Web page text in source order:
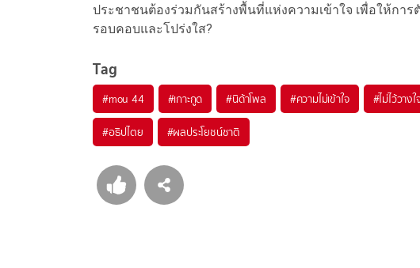
ประชาชนต้องร่วมกันสร้างพื้นที่แห่งความเข้าใจ เพื่อให้การ
รอบคอบและโปร่งใส?
Tag
#mou 44 #เกาะกูด #นิด้าโพล #ความไม่เข้าใจ #ไม่ไว้วางใ
#อธิปไตย #ผลประโยชน์ชาติ